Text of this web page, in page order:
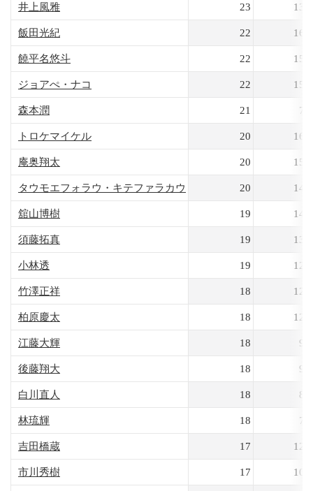
井上風雅 23
飯田光紀 22
饒平名悠斗 22
ジョアぺ・ナコ 22
森本潤 21
トロケマイケル 20
庵奥翔太 20
タウモエフォラウ・キテファラカウ 20
舘山博樹 19
須藤拓真 19
小林透 19
竹澤正祥 18
柏原慶太 18
江藤大輝 18
後藤翔大 18
白川直人 18
林琉輝 18
吉田橋蔵 17
市川秀樹 17